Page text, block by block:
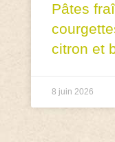
Pâtes
citron et
8 juin 2026